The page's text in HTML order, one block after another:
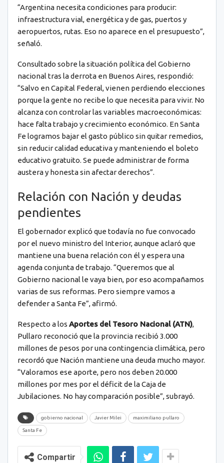
“Argentina necesita condiciones para producir:
infraestructura vial, energética y de gas, puertos y
aeropuertos, rutas. Eso no aparece en el presupuesto”,
señaló.
Consultado sobre la situación política del Gobierno
nacional tras la derrota en Buenos Aires, respondió:
“Salvo en Capital Federal, vienen perdiendo elecciones
porque la gente no recibe lo que necesita para vivir. No
alcanza con controlar las variables macroeconómicas:
hace falta trabajo y crecimiento económico. En Santa
Fe logramos bajar el gasto público sin quitar remedios,
sin reducir calidad educativa y manteniendo el boleto
educativo gratuito. Se puede administrar de forma
austera y honesta sin afectar derechos”.
Relación con Nación y deudas
pendientes
El gobernador explicó que todavía no fue convocado
por el nuevo ministro del Interior, aunque aclaró que
mantiene una buena relación con él y espera una
agenda conjunta de trabajo. “Queremos que al
Gobierno nacional le vaya bien, por eso acompañamos
varias de sus reformas. Pero siempre vamos a
defender a Santa Fe”, afirmó.
Respecto a los Aportes del Tesoro Nacional (ATN),
Pullaro reconoció que la provincia recibió 3.000
millones de pesos por una contingencia climática, pero
recordó que Nación mantiene una deuda mucho mayor.
“Valoramos ese aporte, pero nos deben 20.000
millones por mes por el déficit de la Caja de
Jubilaciones. No hay comparación posible”, subrayó.
gobierno nacional Javier Milei maximiliano pullaro
Santa Fe
Compartir